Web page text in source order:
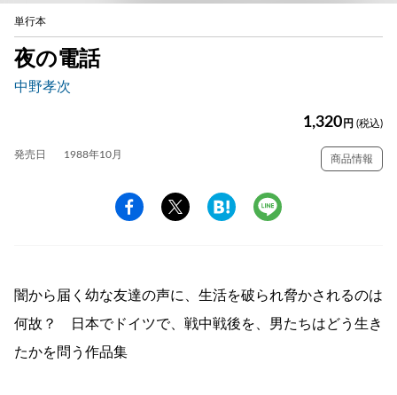
単行本
夜の電話
中野孝次
1,320 円 (税込)
発売日 1988年10月 商品情報
闇から届く幼な友達の声に、生活を破られ脅かされるのは
何故？ 日本でドイツで、戦中戦後を、男たちはどう生き
たかを問う作品集